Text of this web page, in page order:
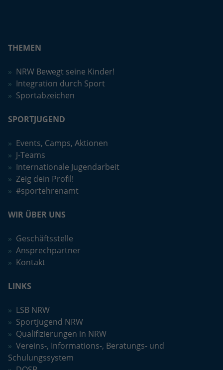
THEMEN
NRW Bewegt seine Kinder!
Integration durch Sport
Sportabzeichen
SPORTJUGEND
Events, Camps, Aktionen
J-Teams
Internationale Jugendarbeit
Zeig dein Profil!
#sportehrenamt
WIR ÜBER UNS
Geschäftsstelle
Ansprechpartner
Kontakt
LINKS
LSB NRW
Sportjugend NRW
Qualifizierungen in NRW
Vereins-, Informations-, Beratungs- und
Schulungssystem